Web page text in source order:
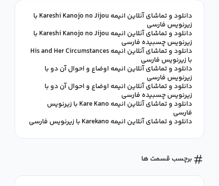
دانلود و تماشای آنلاین انیمه Kareshi Kanojo no Jijou با
زیرنویس فارسی
دانلود و تماشای آنلاین انیمه Kareshi Kanojo no Jijou با
زیرنویس چسبیده فارسی
دانلود و تماشای آنلاین انیمه His and Her Circumstances
با زیرنویس فارسی
دانلود و تماشای آنلاین انیمه اوضاع و احوال آن دو با
زیرنویس فارسی
دانلود و تماشای آنلاین انیمه اوضاع و احوال آن دو با
زیرنویس چسبیده فارسی
دانلود و تماشای آنلاین انیمه Kare Kano با زیرنویس
فارسی
دانلود و تماشای آنلاین انیمه Karekano با زیرنویس فارسی
برچسب قسمت ها